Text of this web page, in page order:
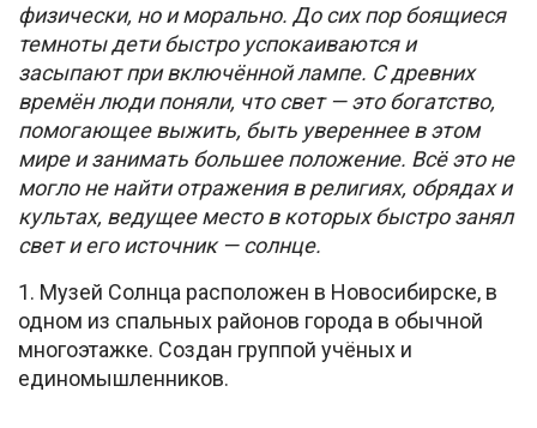
физически, но и морально. До сих пор боящиеся
темноты дети быстро успокаиваются и
засыпают при включённой лампе. С древних
времён люди поняли, что свет — это богатство,
помогающее выжить, быть увереннее в этом
мире и занимать большее положение. Всё это не
могло не найти отражения в религиях, обрядах и
культах, ведущее место в которых быстро занял
свет и его источник — солнце.
1. Музей Солнца расположен в Новосибирске, в
одном из спальных районов города в обычной
многоэтажке. Создан группой учёных и
единомышленников.